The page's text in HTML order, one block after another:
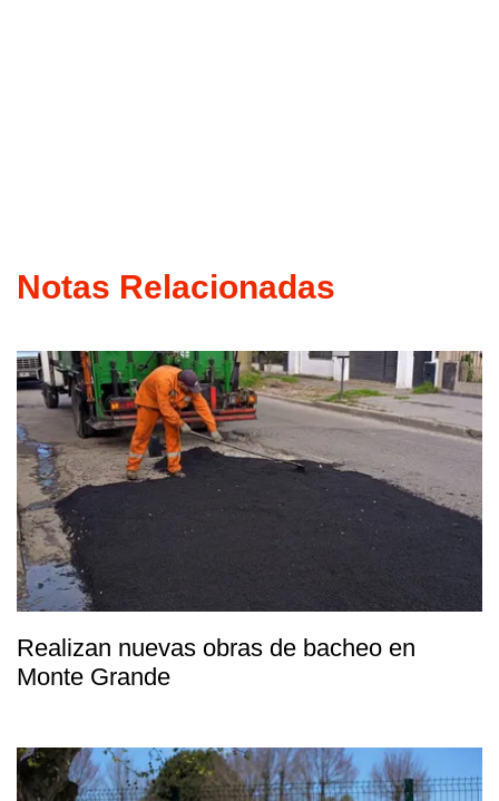
Notas Relacionadas
Realizan nuevas obras de bacheo en
Monte Grande